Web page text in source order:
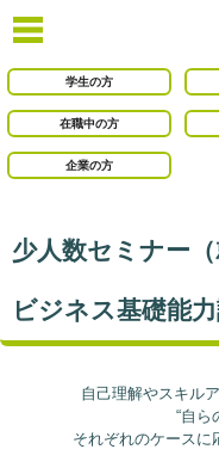
学生の方
在職中の方
企業の方
少人数セミナー
ビジネス基礎能力
自己理解やスキル
“自ら
それぞれのケースに